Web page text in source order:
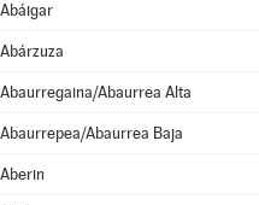
Abáigar
Abárzuza
Abaurregaina/Abaurrea Alta
Abaurrepea/Abaurrea Baja
Aberin